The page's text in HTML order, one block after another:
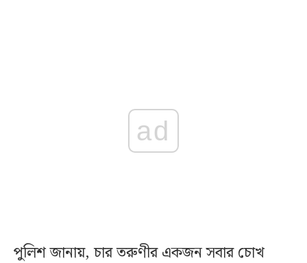
ad
পুলিশ জানায়, চার তরুণীর একজন সবার চোখ